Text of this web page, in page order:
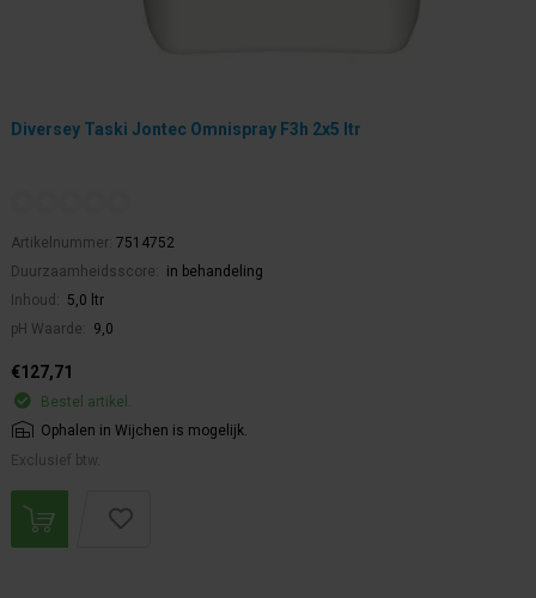
Diversey Taski Jontec Omnispray F3h 2x5 ltr
Artikelnummer: 7514752
Duurzaamheidsscore:
in behandeling
Inhoud:
5,0 ltr
pH Waarde:
9,0
€127,71
Bestel artikel.
Ophalen in Wijchen is mogelijk.
Exclusief btw.